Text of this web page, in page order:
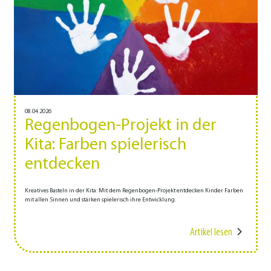
08.04.2026
Regenbogen-Projekt in der
Kita: Farben spielerisch
entdecken
Kreatives Basteln in der Kita: Mit dem Regenbogen-Projekt entdecken Kinder Farben
mit allen Sinnen und stärken spielerisch ihre Entwicklung.
Artikel lesen